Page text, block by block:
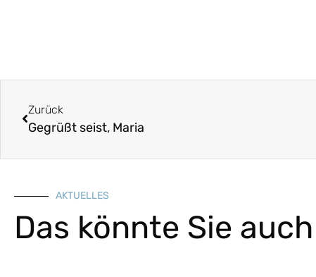
Zurück
Gegrüßt seist, Maria
AKTUELLES
Das könnte Sie